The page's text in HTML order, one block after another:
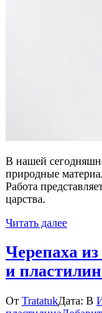
В нашей
природные
Работа
царства.
Читать далее
Черепаха
и
От TratatukДата: В